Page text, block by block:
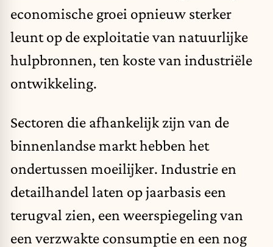
economische groei opnieuw sterker
leunt op de exploitatie van natuurlijke
hulpbronnen, ten koste van industriële
ontwikkeling.
Sectoren die afhankelijk zijn van de
binnenlandse markt hebben het
ondertussen moeilijker. Industrie en
detailhandel laten op jaarbasis een
terugval zien, een weerspiegeling van
een verzwakte consumptie en een nog